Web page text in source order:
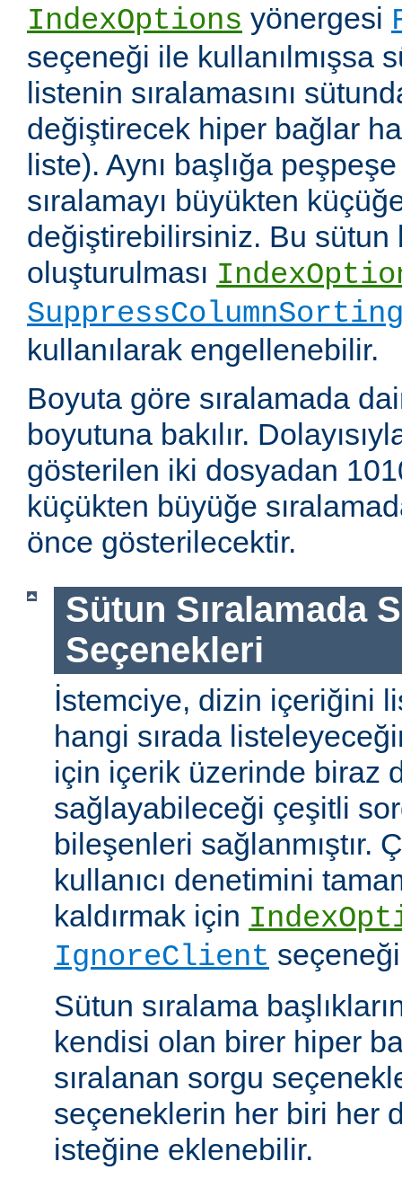
IndexOptions yönergesi
seçeneği ile kullanılmışsa
listenin sıralamasını
değiştirecek hiper bağlar
liste). Aynı başlığa
sıralamayı büyükten
değiştirebilirsiniz. Bu sütun
oluşturulması
kullanılarak engellenebilir.
Boyuta göre sıralamada
boyutuna bakılır.
gösterilen iki dosyadan
küçükten büyüğe
önce gösterilecektir.
Sütun Sıralamada
Seçenekleri
İstemciye, dizin içeriğini
hangi sırada
için içerik üzerinde biraz
sağlayabileceği çeşitli
bileşenleri sağlanmıştır.
kullanıcı denetimini
kaldırmak için
IgnoreClient
Sütun sıralama
kendisi olan birer hiper
sıralanan sorgu
seçeneklerin her biri her
isteğine eklenebilir.